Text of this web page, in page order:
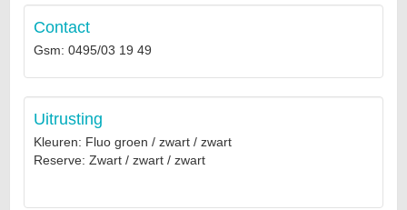
Contact
Gsm: 0495/03 19 49
Uitrusting
Kleuren: Fluo groen / zwart / zwart
Reserve: Zwart / zwart / zwart